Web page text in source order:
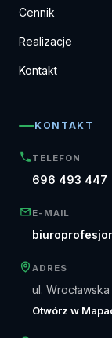
Cennik
Realizacje
Kontakt
KONTAKT
TELEFON
696 493 447
E-MAIL
ADRES
ul.
Otwórz w